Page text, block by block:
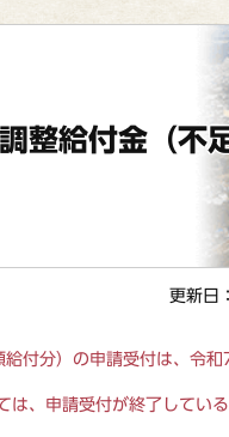
整給付金（不
更新日
付分）の申請受付は、令
は、申請受付が終了してい